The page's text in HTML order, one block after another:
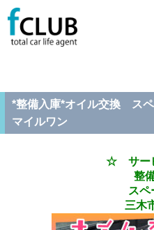
ホーム
*整備入庫*オイル交換 スペーシ
*整備入庫*オイル交換 ス
マイルワン
☆ サー
整
スペ
三木